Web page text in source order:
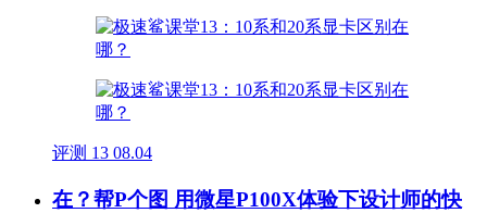
评测 13 08.04
在？帮P个图 用微星P100X体验下设计师的快